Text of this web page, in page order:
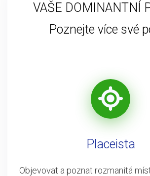
VAŠE DOMINANTNÍ
Poznejte více své
Placeista
Objevovat a poznat rozmanitá